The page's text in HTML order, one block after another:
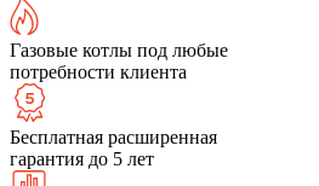
Газовые котлы под любые
потребности клиента
Бесплатная расширенная
гарантия до 5 лет